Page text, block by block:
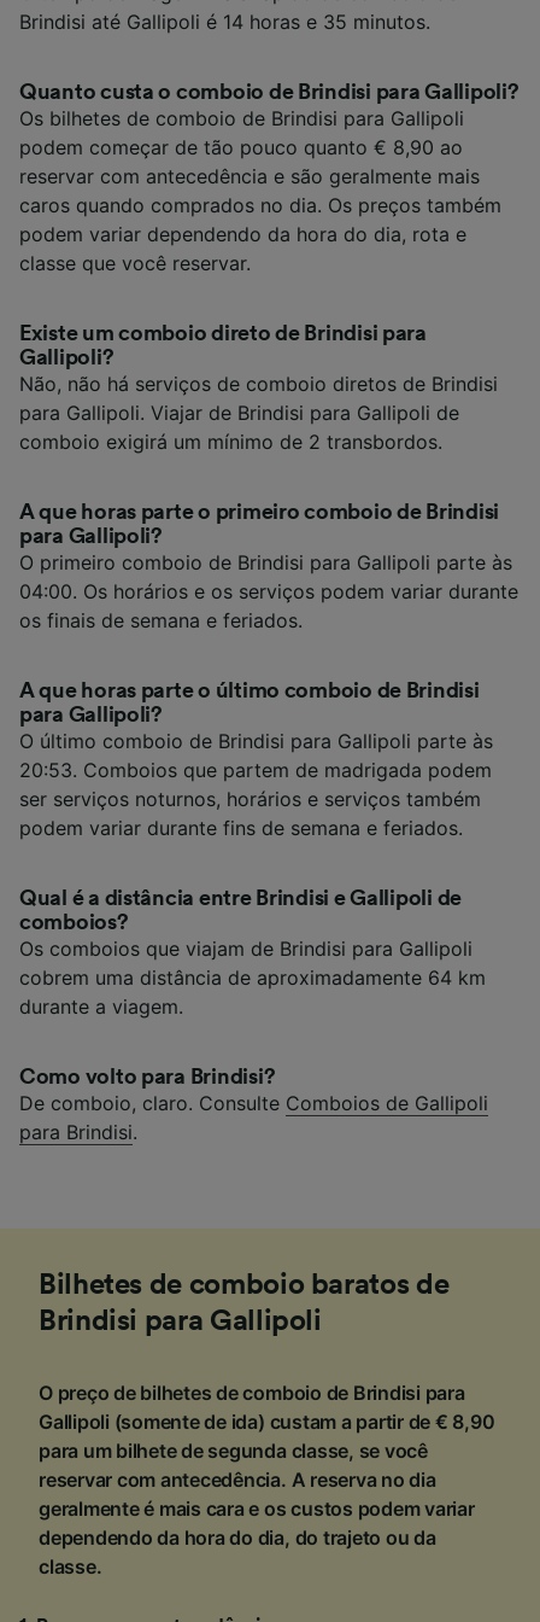
Brindisi até Gallipoli é 14 horas e 35 minutos.
Quanto custa o comboio de Brindisi para Gallipoli?
Os bilhetes de comboio de Brindisi para Gallipoli
podem começar de tão pouco quanto € 8,90 ao
reservar com antecedência e são geralmente mais
caros quando comprados no dia. Os preços também
podem variar dependendo da hora do dia, rota e
classe que você reservar.
Existe um comboio direto de Brindisi para
Gallipoli?
Não, não há serviços de comboio diretos de Brindisi
para Gallipoli. Viajar de Brindisi para Gallipoli de
comboio exigirá um mínimo de 2 transbordos.
A que horas parte o primeiro comboio de Brindisi
para Gallipoli?
O primeiro comboio de Brindisi para Gallipoli parte às
04:00. Os horários e os serviços podem variar durante
os finais de semana e feriados.
A que horas parte o último comboio de Brindisi
para Gallipoli?
O último comboio de Brindisi para Gallipoli parte às
20:53. Comboios que partem de madrigada podem
ser serviços noturnos, horários e serviços também
podem variar durante fins de semana e feriados.
Qual é a distância entre Brindisi e Gallipoli de
comboios?
Os comboios que viajam de Brindisi para Gallipoli
cobrem uma distância de aproximadamente 64 km
durante a viagem.
Como volto para Brindisi?
De comboio, claro. Consulte Comboios de Gallipoli
para Brindisi.
Bilhetes de comboio baratos de
Brindisi para Gallipoli
O preço de bilhetes de comboio de Brindisi para
Gallipoli (somente de ida) custam a partir de € 8,90
para um bilhete de segunda classe, se você
reservar com antecedência. A reserva no dia
geralmente é mais cara e os custos podem variar
dependendo da hora do dia, do trajeto ou da
classe.